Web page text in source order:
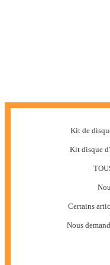
Kit de
Kit disque
Certains
Nous